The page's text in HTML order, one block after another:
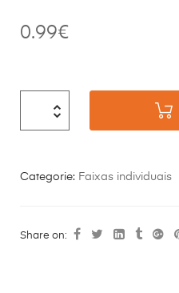
0.99€
Categorie: Faixas individuais
Share on: